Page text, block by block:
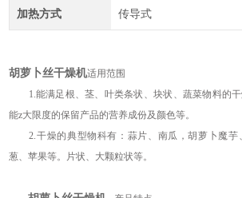
加热方式 传导式
胡萝卜丝干燥机适用范围
1.能满足根、茎、叶类条状、块状、蔬菜物料的干
能z大限度的保留产品的营养成份及颜色等。
2.干燥的典型物科有：蒜片、南瓜，胡萝卜魔芋
葱、苹果等。片状、大颗粒状等。